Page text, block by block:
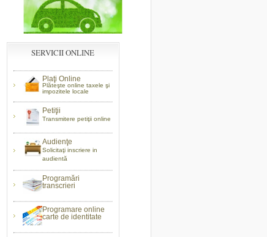
SERVICII ONLINE
Plaţi Online
Plăteşte online taxele şi
impozitele locale
Petiţii
Transmitere petiţii online
Audienţe
Solicitaţi inscriere in
audientă
Programări
transcrieri
Programare online
carte de identitate